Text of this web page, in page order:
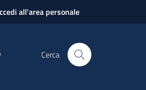
all'area personale
Cerca